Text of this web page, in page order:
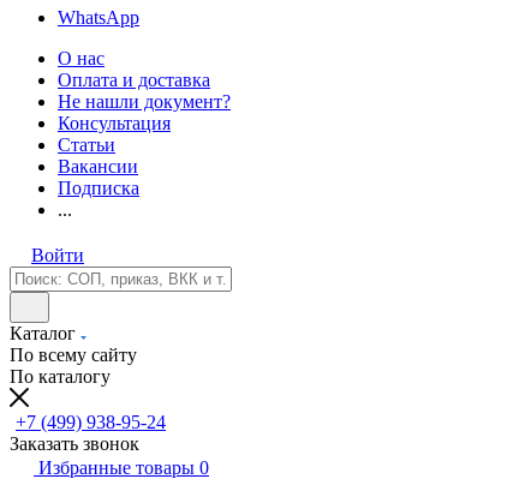
WhatsApp
О нас
Оплата и доставка
Не нашли документ?
Консультация
Статьи
Вакансии
Подписка
...
Войти
Каталог
По всему сайту
По каталогу
+7 (499) 938-95-24
Заказать звонок
Избранные товары 0